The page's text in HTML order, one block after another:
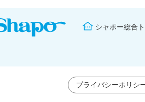
シャポー総合
プライバシーポリシ